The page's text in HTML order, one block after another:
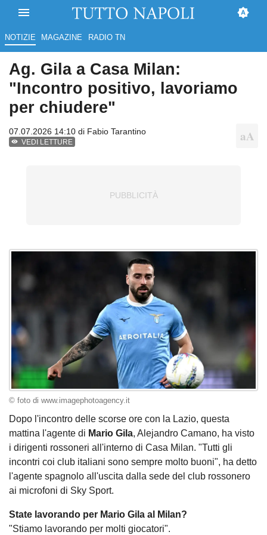
NOTIZIE MAGAZINE RADIO TN
Ag. Gila a Casa Milan:
"Incontro positivo, lavoriamo
per chiudere"
07.07.2026 14:10 di Fabio Tarantino
VEDI LETTURE
© foto di www.imagephotoagency.it
Dopo l'incontro delle scorse ore con la Lazio, questa
mattina l'agente di Mario Gila, Alejandro Camano, ha visto
i dirigenti rossoneri all'interno di Casa Milan. "Tutti gli
incontri coi club italiani sono sempre molto buoni", ha detto
l'agente spagnolo all'uscita dalla sede del club rossonero
ai microfoni di Sky Sport.
State lavorando per Mario Gila al Milan?
"Stiamo lavorando per molti giocatori".